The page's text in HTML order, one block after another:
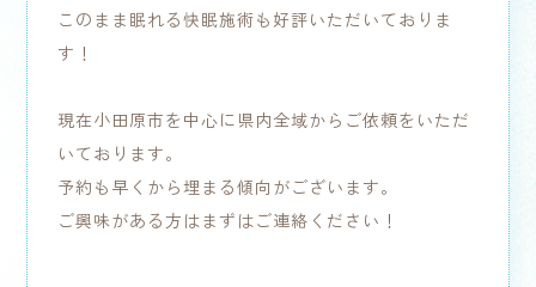
このまま眠れる快眠施術も好評いただいておりま
す！
現在小田原市を中心に県内全域からご依頼をいただ
いております。
予約も早くから埋まる傾向がございます。
ご興味がある方はまずはご連絡ください！